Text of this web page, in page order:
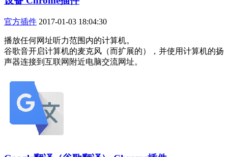
官方插件 2017-01-03 18:04:30
播放任何网址听力范围内的计算机。
谷歌音开启计算机的麦克风（而扩展的），并使用计算机的扬
声器连接到互联网附近电脑交流网址。